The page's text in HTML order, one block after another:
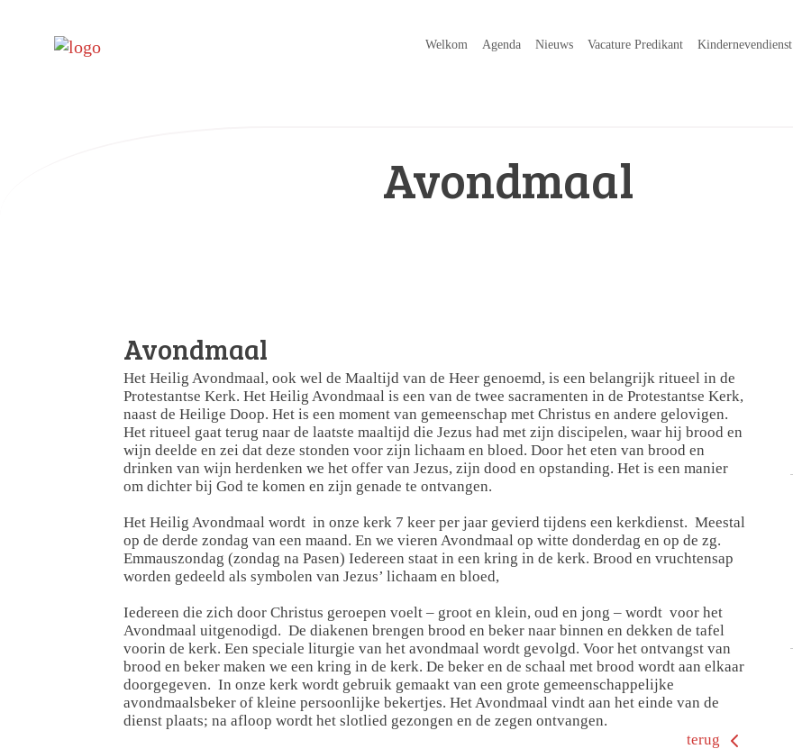
Welkom Agenda Nieuws Vacature Predikant Kindernevendienst
Avondmaal
Avondmaal
Het Heilig Avondmaal, ook wel de Maaltijd van de Heer genoemd, is een belangrijk ritueel in de
Protestantse Kerk. Het Heilig Avondmaal is een van de twee sacramenten in de Protestantse Kerk,
naast de Heilige Doop. Het is een moment van gemeenschap met Christus en andere gelovigen.
Het ritueel gaat terug naar de laatste maaltijd die Jezus had met zijn discipelen, waar hij brood en
wijn deelde en zei dat deze stonden voor zijn lichaam en bloed. Door het eten van brood en
drinken van wijn herdenken we het offer van Jezus, zijn dood en opstanding. Het is een manier
om dichter bij God te komen en zijn genade te ontvangen.
Het Heilig Avondmaal wordt in onze kerk 7 keer per jaar gevierd tijdens een kerkdienst. Meestal
op de derde zondag van een maand. En we vieren Avondmaal op witte donderdag en op de zg.
Emmauszondag (zondag na Pasen) Iedereen staat in een kring in de kerk. Brood en vruchtensap
worden gedeeld als symbolen van Jezus’ lichaam en bloed,
Iedereen die zich door Christus geroepen voelt – groot en klein, oud en jong – wordt voor het
Avondmaal uitgenodigd. De diakenen brengen brood en beker naar binnen en dekken de tafel
voorin de kerk. Een speciale liturgie van het avondmaal wordt gevolgd. Voor het ontvangst van
brood en beker maken we een kring in de kerk. De beker en de schaal met brood wordt aan elkaar
doorgegeven. In onze kerk wordt gebruik gemaakt van een grote gemeenschappelijke
avondmaalsbeker of kleine persoonlijke bekertjes. Het Avondmaal vindt aan het einde van de
dienst plaats; na afloop wordt het slotlied gezongen en de zegen ontvangen.
terug